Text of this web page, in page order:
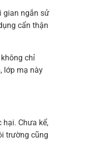
gian ngắn sử
cẩn thận
chỉ
lớp mạ này
Chưa kể,
trường cũng